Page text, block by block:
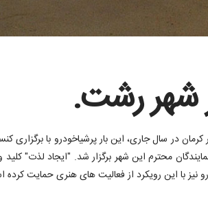
شهر رشت.
در سال جاری، این بار پرشیاخودرو با
نیز با این رویکرد از فعالیت های هنری حمایت